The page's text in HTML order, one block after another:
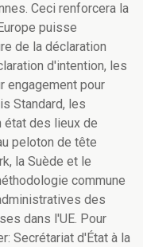
Ceci renforcera la
puisse
de la déclaration
d'intention, les
engagement pour
Standard, les
état des lieux de
peloton de tête
la Suède et le
commune
des
dans l'UE. Pour
Secrétariat d'État à la